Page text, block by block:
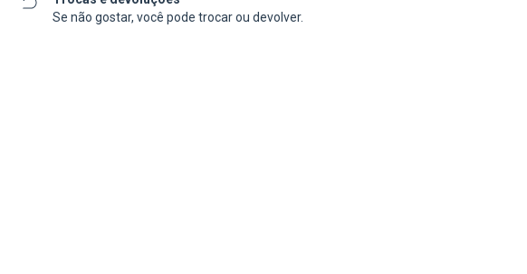
Se não gostar, você pode trocar ou devolver.